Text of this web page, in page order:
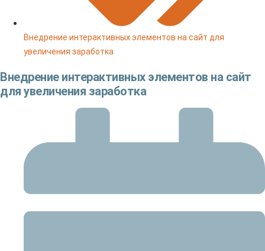
Внедрение интерактивных элементов на сайт для
увеличения заработка
Внедрение интерактивных элементов на сайт
для увеличения заработка